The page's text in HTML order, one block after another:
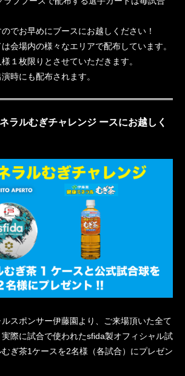
でお早めにブースにお越しください！
会場内の様々なエリアで配布しています。
１枚限りとさせていただきます。
時にも配布されます。
ルむぎチャレンジ ースにお越しく
ルスポンサー伊藤園より、ご来場頂いた全て
際に試合で使われたsfida製オフィシャル試
ぎ茶1ケースを2名様（各試合）にプレゼン